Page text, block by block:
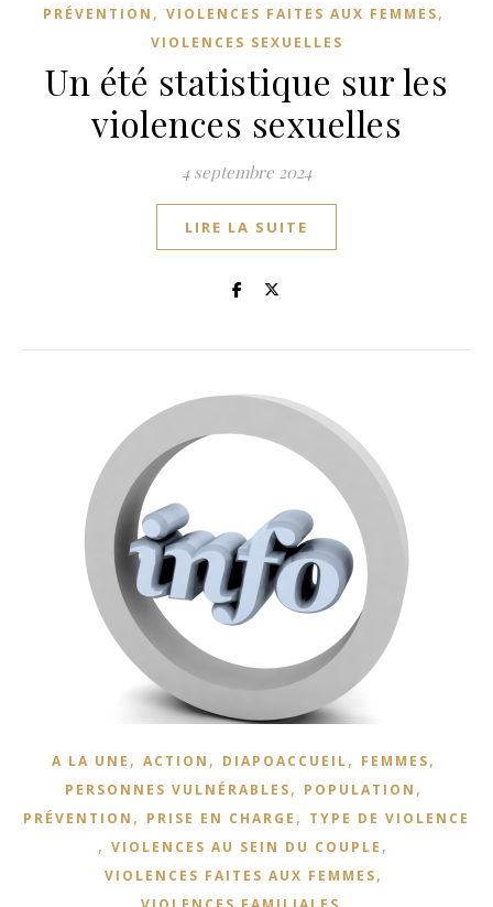
PRÉVENTION , VIOLENCES FAITES AUX FEMMES,
VIOLENCES SEXUELLES
Un été statistique sur les
violences sexuelles
4 septembre 2024
LIRE LA SUITE
A LA UNE , ACTION , DIAPOACCUEIL, FEMMES,
PERSONNES VULNÉRABLES, POPULATION ,
PRÉVENTION , PRISE EN CHARGE , TYPE DE VIOLENCE
, VIOLENCES AU SEIN DU COUPLE ,
VIOLENCES FAITES AUX FEMMES,
,